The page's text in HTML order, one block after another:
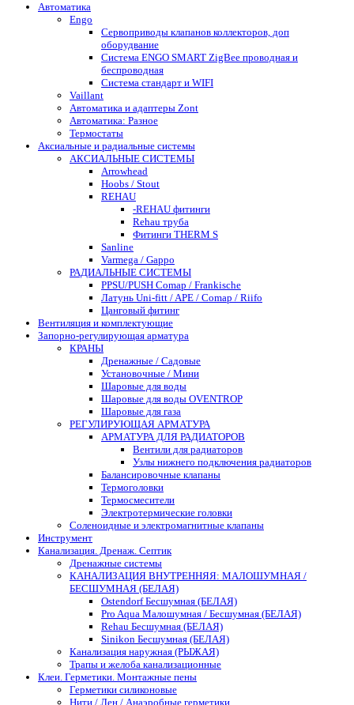
Автоматика
Engo
Сервоприводы клапанов коллекторов, доп
оборудвание
Система ENGO SMART ZigBee проводная и
беспроводная
Система стандарт и WIFI
Vaillant
Автоматика и адаптеры Zont
Автоматика: Разное
Термостаты
Аксиальные и радиальные системы
АКСИАЛЬНЫЕ СИСТЕМЫ
Arrowhead
Hoobs / Stout
REHAU
-REHAU фитинги
Rehau труба
Фитинги THERM S
Sanline
Varmega / Gappo
РАДИАЛЬНЫЕ СИСТЕМЫ
PPSU/PUSH Comap / Frankische
Латунь Uni-fitt / APE / Comap / Riifo
Цанговый фитинг
Вентиляция и комплектующие
Запорно-регулирующая арматура
КРАНЫ
Дренажные / Садовые
Установочные / Мини
Шаровые для воды
Шаровые для воды OVENTROP
Шаровые для газа
РЕГУЛИРУЮЩАЯ АРМАТУРА
АРМАТУРА ДЛЯ РАДИАТОРОВ
Вентили для радиаторов
Узлы нижнего подключения радиаторов
Балансировочные клапаны
Термоголовки
Термосмесители
Электротермические головки
Соленоидные и электромагнитные клапаны
Инструмент
Канализация. Дренаж. Септик
Дренажные системы
КАНАЛИЗАЦИЯ ВНУТРЕННЯЯ: МАЛОШУМНАЯ /
БЕСШУМНАЯ (БЕЛАЯ)
Ostendorf Бесшумная (БЕЛАЯ)
Pro Aqua Малошумная / Бесшумная (БЕЛАЯ)
Rehau Бесшумная (БЕЛАЯ)
Sinikon Бесшумная (БЕЛАЯ)
Канализация наружная (РЫЖАЯ)
Трапы и желоба канализационные
Клеи. Герметики. Монтажные пены
Герметики силиконовые
Нити / Лен / Анаэробные герметики